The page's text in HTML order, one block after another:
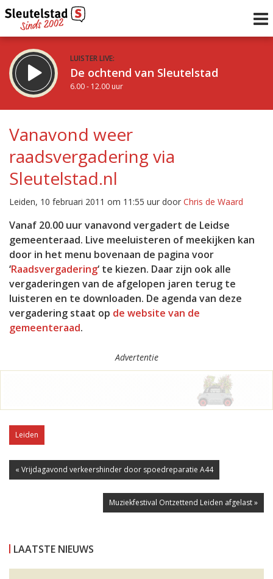
LUISTER LIVE:
De ochtend van Sleutelstad
6.00 - 12.00 uur
De middag van Sleutelstad
12.00 - 18.00 uur
Vorig uur
uur 1 van 0
Inklappen
Vanavond weer
raadsvergadering via
Sleutelstad.nl
Leiden, 10 februari 2011 om 11:55 uur door Chris de Waard
Vanaf 20.00 uur vanavond vergadert de Leidse
gemeenteraad. Live meeluisteren of meekijken kan
door in het menu bovenaan de pagina voor
‘Raadsvergadering‘ te kiezen. Daar zijn ook alle
vergaderingen van de afgelopen jaren terug te
luisteren en te downloaden. De agenda van deze
vergadering staat op de website van de
gemeenteraad.
Advertentie
Leiden
« Vrijdagavond verkeershinder door spoedreparatie A44
Muziekfestival Ontzettend Leiden afgelast »
LAATSTE NIEUWS